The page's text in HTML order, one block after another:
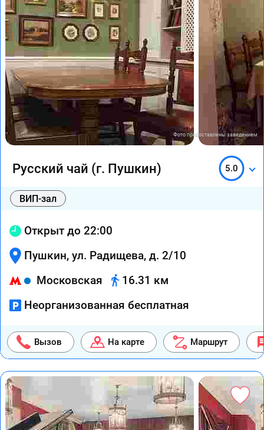
Фото предоставлены заведением
Русский чай (г. Пушкин) 5.0
ВИП-зал
Открыт до 22:00
Пушкин, ул. Радищева, д. 2/10
Московская
16.31 км
Неорганизованная бесплатная
Вызов На карте Маршрут